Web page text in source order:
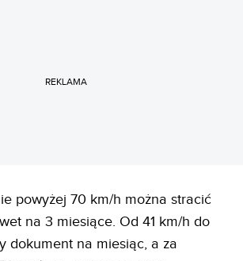
REKLAMA
powyżej 70 km/h można stracić
na 3 miesiące. Od 41 km/h do
dokument na miesiąc, a za